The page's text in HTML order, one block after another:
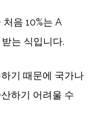
음 10%는 A
는 식입니다.
기 때문에 국가나
하기 어려울 수